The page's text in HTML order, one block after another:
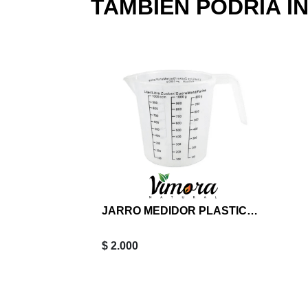
TAMBIÉN PODRIA
JARRO MEDIDOR PLASTICO 1000 ML
$ 2.000